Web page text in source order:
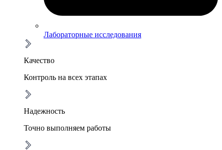
Лабораторные исследования
Качество
Контроль на всех этапах
Надежность
Точно выполняем работы